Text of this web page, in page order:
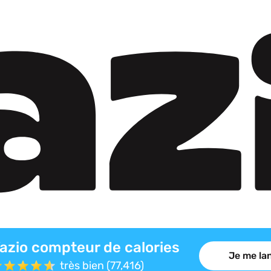
compteur de calories
très bien (77,416)
Je me